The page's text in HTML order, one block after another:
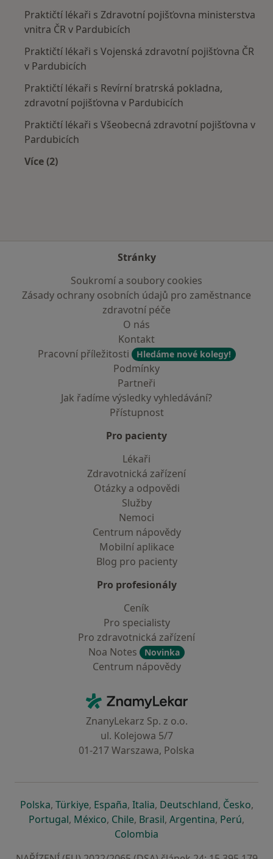
Praktičtí lékaři s Zdravotní pojišťovna ministerstva
vnitra ČR v Pardubicích
Praktičtí lékaři s Vojenská zdravotní pojišťovna ČR
v Pardubicích
Praktičtí lékaři s Revírní bratrská pokladna,
zdravotní pojišťovna v Pardubicích
Praktičtí lékaři s Všeobecná zdravotní pojišťovna v
Pardubicích
Více (2)
Stránky
Soukromí a soubory cookies
Zásady ochrany osobních údajů pro zaměstnance
zdravotní péče
O nás
Kontakt
Pracovní příležitosti
Hledáme nové kolegy!
Podmínky
Partneři
Jak řadíme výsledky vyhledávání?
Přístupnost
Pro pacienty
Lékaři
Zdravotnická zařízení
Otázky a odpovědi
Služby
Nemoci
Centrum nápovědy
Mobilní aplikace
Blog pro pacienty
Pro profesionály
Ceník
Pro specialisty
Pro zdravotnická zařízení
Noa Notes
Novinka
Centrum nápovědy
ZnamyLekar - Hlavní stránka
ZnanyLekarz Sp. z o.o.
ul. Kolejowa 5/7
01-217 Warszawa, Polska
Polskase otevře v nové záložce
, Türkiyese otevře v nové záložce
, Españase otevře v nové záložce
, Italiase otevře v nové záložce
, Deutschlandse otevře v
, Českose
,
Portugalse otevře v nové záložce
, Méxicose otevře v nové záložce
, Chilese otevře v nové záložce
, Brasilse otevře v nové
, Argentinase otevře v
, Perúse
,
Colombia